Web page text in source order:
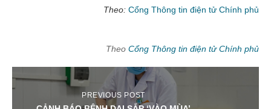
Theo: Cổng Thông tin điện tử Chính phủ
Theo Cổng Thông tin điện tử Chính phủ
PREVIOUS POST